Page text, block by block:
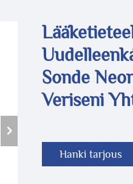
Sonde
Veriseni
Hanki tarjous